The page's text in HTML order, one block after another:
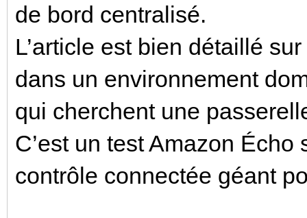
de bord centralisé.
L’article est bien détaillé
dans un environnement
qui cherchent une
C’est un test Amazon Écho
contrôle connectée géant